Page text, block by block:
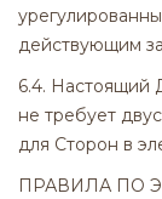
действующим
6.4. Настоящий
не требует
для Сторон в
ПРАВИЛА ПО